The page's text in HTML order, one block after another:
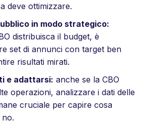
deve ottimizzare.
in modo strategico:
distribuisca il budget, è
set di annunci con target ben
risultati mirati.
e adattarsi: anche se la CBO
operazioni, analizzare i dati delle
cruciale per capire cosa